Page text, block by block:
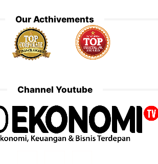
Our Acthivements
Channel Youtube